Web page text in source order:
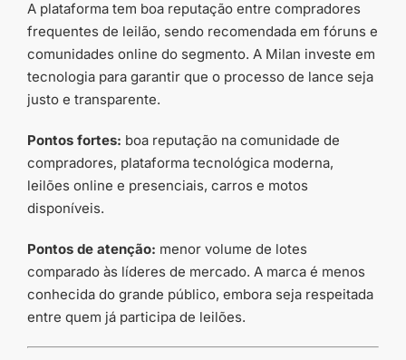
A plataforma tem boa reputação entre compradores
frequentes de leilão, sendo recomendada em fóruns e
comunidades online do segmento. A Milan investe em
tecnologia para garantir que o processo de lance seja
justo e transparente.
Pontos fortes: boa reputação na comunidade de
compradores, plataforma tecnológica moderna,
leilões online e presenciais, carros e motos
disponíveis.
Pontos de atenção: menor volume de lotes
comparado às líderes de mercado. A marca é menos
conhecida do grande público, embora seja respeitada
entre quem já participa de leilões.